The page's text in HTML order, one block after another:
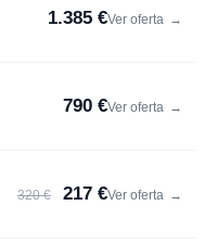
1.385 €Ver oferta →
790 €Ver oferta →
320 € 217 €Ver oferta →